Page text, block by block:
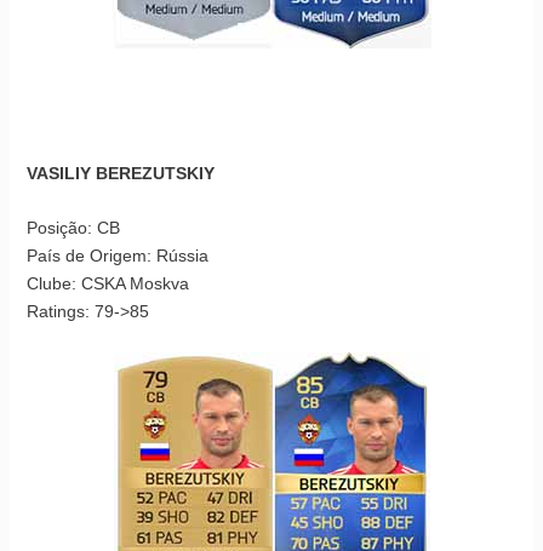
VASILIY BEREZUTSKIY
Posição: CB
País de Origem: Rússia
Clube: CSKA Moskva
Ratings: 79->85